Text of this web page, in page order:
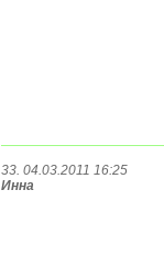
33. 04.03.2011 16:25
Инна